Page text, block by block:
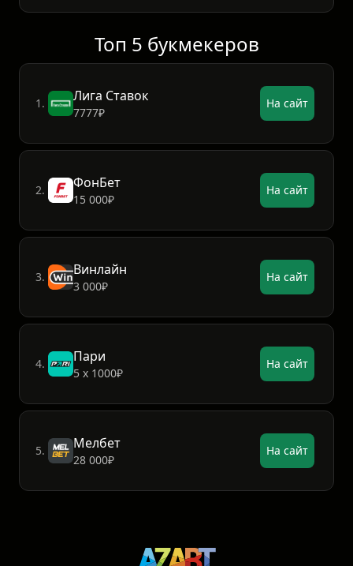
Топ 5 букмекеров
1. Лига Ставок
7777₽
На сайт
2. ФонБет
15 000₽
На сайт
3. Винлайн
3 000₽
На сайт
4. Пари
5 х 1000₽
На сайт
5. Мелбет
28 000₽
На сайт